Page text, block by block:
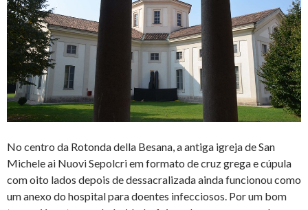
No centro da Rotonda della Besana, a antiga igreja de San
Michele ai Nuovi Sepolcri em formato de cruz grega e cúpula
com oito lados depois de dessacralizada ainda funcionou como
um anexo do hospital para doentes infecciosos. Por um bom